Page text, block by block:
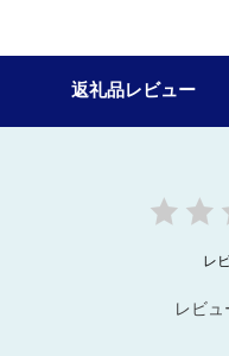
返礼品レビュー
レ
レビュ